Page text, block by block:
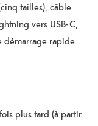
tailles), câble
vers USB-C,
démarrage rapide
plus tard (à partir